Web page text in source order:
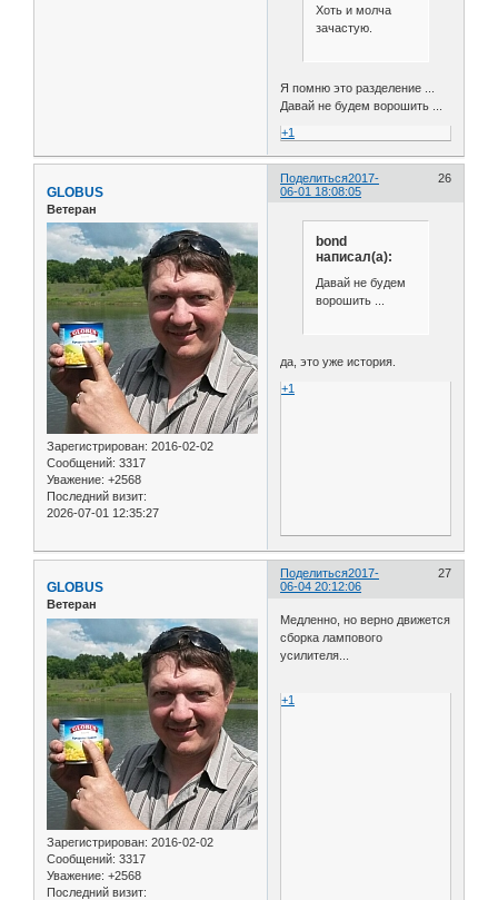
Хоть и молча
зачастую.
Я помню это разделение ...
Давай не будем ворошить ...
+1
Поделиться 26
2017-
06-01 18:08:05
GLOBUS
Ветеран
Зарегистрирован: 2016-02-02
Сообщений: 3317
Уважение: +2568
Последний визит:
2026-07-01 12:35:27
bond
написал(а):
Давай не будем
ворошить ...
да, это уже история.
+1
Поделиться 27
2017-
06-04 20:12:06
GLOBUS
Ветеран
Зарегистрирован: 2016-02-02
Сообщений: 3317
Уважение: +2568
Последний визит:
Медленно, но верно движется
сборка лампового
усилителя...
+1